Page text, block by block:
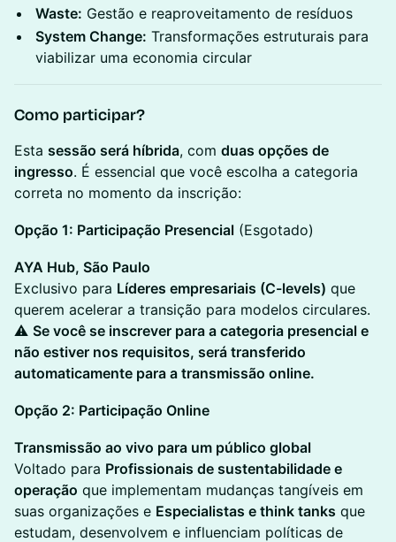
Waste: Gestão e reaproveitamento de resíduos
System Change: Transformações estruturais para
viabilizar uma economia circular
Como participar?
Esta sessão será híbrida, com duas opções de
ingresso. É essencial que você escolha a categoria
correta no momento da inscrição:
Opção 1: Participação Presencial (Esgotado)
AYA Hub, São Paulo
Exclusivo para Líderes empresariais (C-levels) que
querem acelerar a transição para modelos circulares.
⚠ Se você se inscrever para a categoria presencial e
não estiver nos requisitos, será transferido
automaticamente para a transmissão online.
Opção 2: Participação Online
Transmissão ao vivo para um público global
Voltado para Profissionais de sustentabilidade e
operação que implementam mudanças tangíveis em
suas organizações e Especialistas e think tanks que
estudam, desenvolvem e influenciam políticas de